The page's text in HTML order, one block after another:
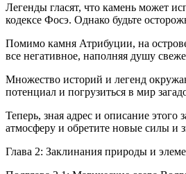
Легенды гласят, что камень может
кодексе Фосэ. Однако будьте
Помимо камня Атрибуции, на
все негативное, наполняя душу
Множество историй и легенд
потенциал и погрузиться в мир
Теперь, зная адрес и описание
атмосферу и обретите новые силы и
Глава 2: Заклинания природы и